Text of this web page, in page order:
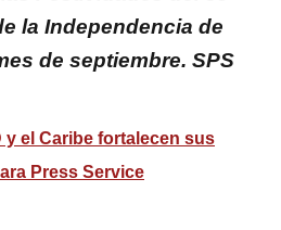
la Independencia de
de septiembre. SPS
y el Caribe fortalecen sus
Press Service